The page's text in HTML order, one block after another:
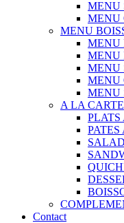
MENU
MENU
MENU
MENU
MENU
MENU
MENU
MENU
A LA CARTE
PLATS
Contact